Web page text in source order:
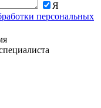
Я
персональных